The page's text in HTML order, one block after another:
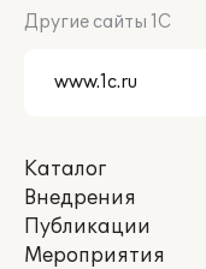
Другие сайты 1С
Каталог
Внедрения
Публикации
Мероприятия